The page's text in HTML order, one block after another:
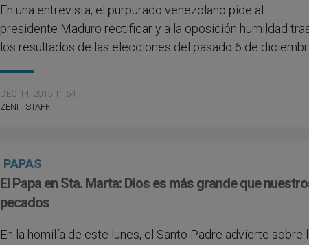
En una entrevista, el purpurado venezolano pide al
presidente Maduro rectificar y a la oposición humildad
los resultados de las elecciones del pasado 6 de
DEC 14, 2015 11:54
ZENIT STAFF
PAPAS
El Papa en Sta. Marta: Dios es más grande que
pecados
En la homilía de este lunes, el Santo Padre advierte sobre